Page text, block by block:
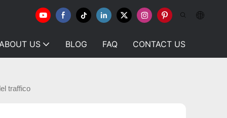
US BLOG FAQ CONTACT US
traffico